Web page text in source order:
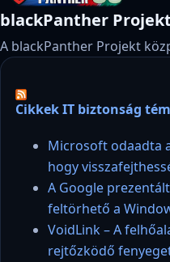
blackPanther Projekt
A blackPanther Projekt
Cikkek IT biztonság
Microsoft odaadta
hogy
A Google
feltörhető a
VoidLink – A
rejtőzködő